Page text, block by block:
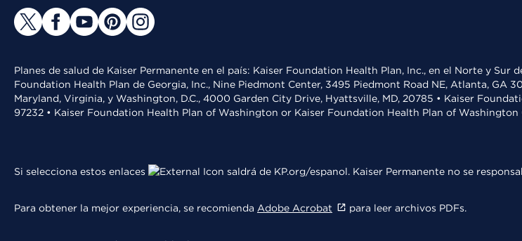
Planes de salud de Kaiser Permanente en el país: Kaiser Foundation Health Plan, Inc., en el Norte y
Foundation Health Plan de Georgia, Inc., Nine Piedmont Center, 3495 Piedmont Road NE, Atlanta, GA
Maryland, Virginia, y Washington, D.C., 4000 Garden City Drive, Hyattsville, MD, 20785 • Kaiser
97232 • Kaiser Foundation Health Plan of Washington or Kaiser Foundation Health Plan of Washington
Si selecciona estos enlaces saldrá de KP.org/espanol. Kaiser Permanente no se
Para obtener la mejor experiencia, se recomienda Adobe Acrobat para leer archivos PDFs.